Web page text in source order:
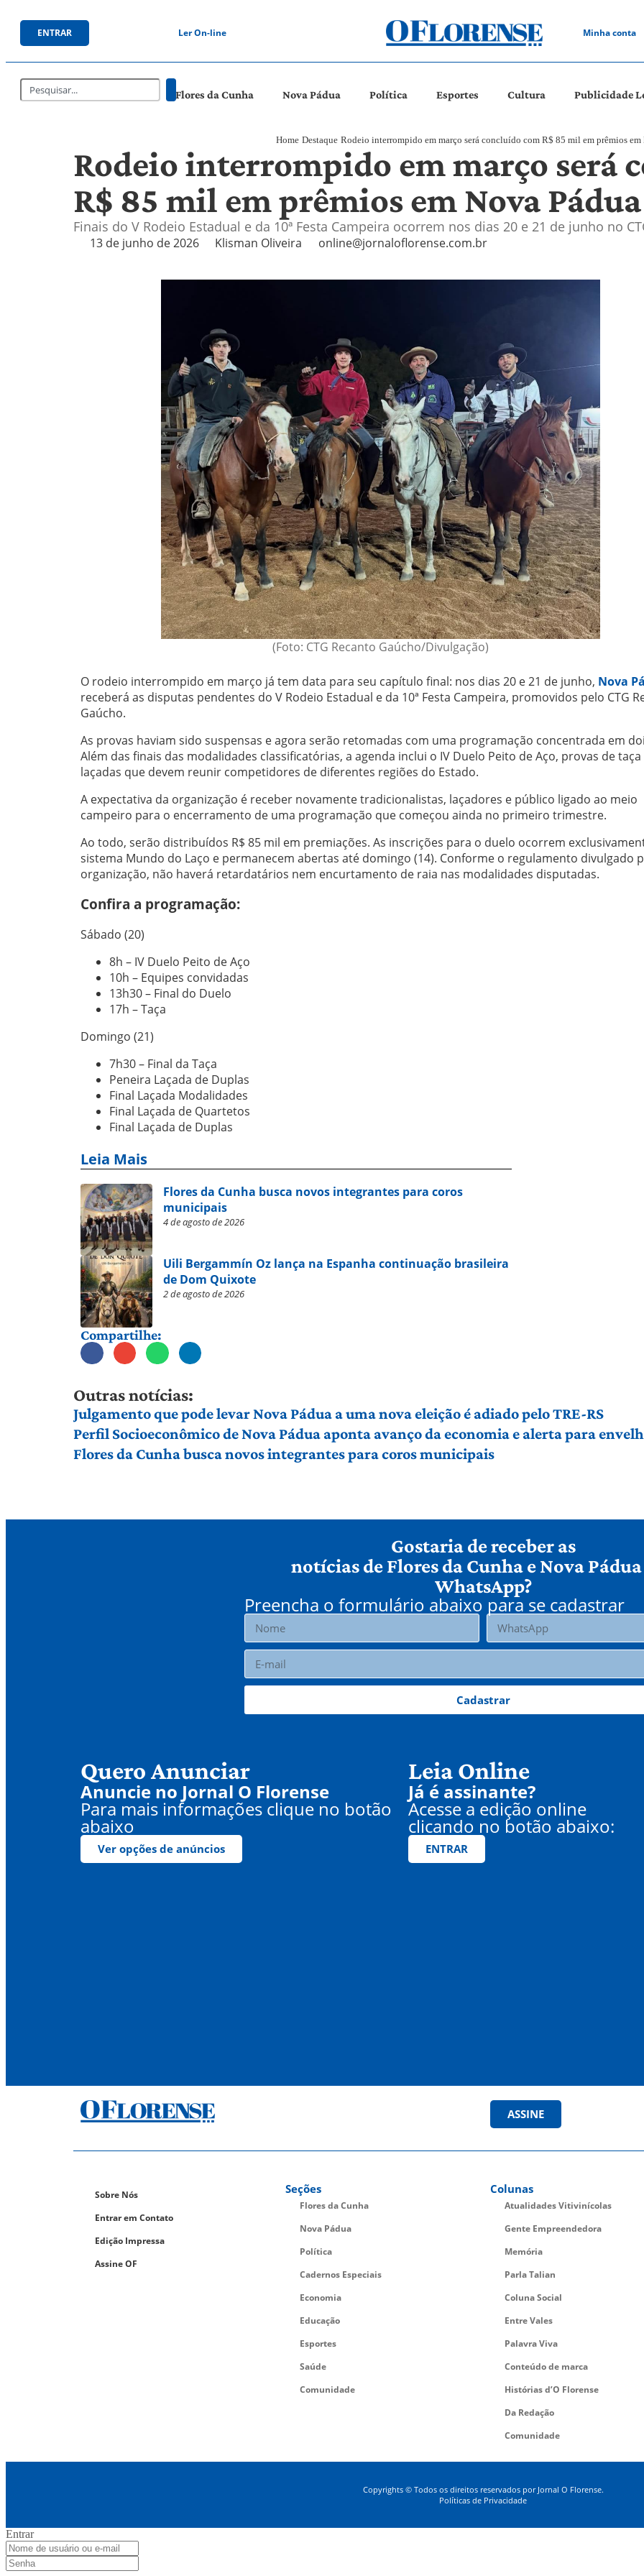
ENTRAR Ler On-line Minha conta
Flores da Cunha Nova Pádua Política Esportes Cultura Publicidade
Home Destaque Rodeio interrompido em março será concluído com R$ 85 mil em prêmios em
Rodeio interrompido em março será
R$ 85 mil em prêmios em Nova Pádua
Finais do V Rodeio Estadual e da 10ª Festa Campeira ocorrem nos dias 20 e 21 de junho no
13 de junho de 2026 Klisman Oliveira online@jornaloflorense.com.br
(Foto: CTG Recanto Gaúcho/Divulgação)
O rodeio interrompido em março já tem data para seu capítulo final: nos dias 20 e 21 de junho, Nova
receberá as disputas pendentes do V Rodeio Estadual e da 10ª Festa Campeira, promovidos pelo CTG
Gaúcho.
As provas haviam sido suspensas e agora serão retomadas com uma programação concentrada em
Além das finais das modalidades classificatórias, a agenda inclui o IV Duelo Peito de Aço, provas de taça
laçadas que devem reunir competidores de diferentes regiões do Estado.
A expectativa da organização é receber novamente tradicionalistas, laçadores e público ligado ao meio
campeiro para o encerramento de uma programação que começou ainda no primeiro trimestre.
Ao todo, serão distribuídos R$ 85 mil em premiações. As inscrições para o duelo ocorrem
sistema Mundo do Laço e permanecem abertas até domingo (14). Conforme o regulamento divulgado
organização, não haverá retardatários nem encurtamento de raia nas modalidades disputadas.
Confira a programação:
Sábado (20)
8h – IV Duelo Peito de Aço
10h – Equipes convidadas
13h30 – Final do Duelo
17h – Taça
Domingo (21)
7h30 – Final da Taça
Peneira Laçada de Duplas
Final Laçada Modalidades
Final Laçada de Quartetos
Final Laçada de Duplas
Leia Mais
Flores da Cunha busca novos integrantes para coros
municipais
4 de agosto de 2026
Uili Bergammín Oz lança na Espanha continuação brasileira
de Dom Quixote
2 de agosto de 2026
Compartilhe:
Outras notícias:
Julgamento que pode levar Nova Pádua a uma nova eleição é adiado pelo TRE-RS
Perfil Socioeconômico de Nova Pádua aponta avanço da economia e alerta para
Flores da Cunha busca novos integrantes para coros municipais
Gostaria de receber as
notícias de Flores da Cunha e Nova
WhatsApp?
Preencha o formulário abaixo para se cadastrar
Cadastrar
Quero Anunciar
Anuncie no Jornal O Florense
Para mais informações clique no botão
abaixo
Ver opções de anúncios
Leia Online
Já é assinante?
Acesse a edição online
clicando no botão abaixo:
ENTRAR
ASSINE
Sobre Nós
Entrar em Contato
Edição Impressa
Assine OF
Seções
Flores da Cunha
Nova Pádua
Política
Cadernos Especiais
Economia
Educação
Esportes
Saúde
Comunidade
Colunas
Atualidades Vitivinícolas
Gente Empreendedora
Memória
Parla Talian
Coluna Social
Entre Vales
Palavra Viva
Conteúdo de marca
Histórias d’O Florense
Da Redação
Comunidade
Copyrights © Todos os direitos reservados por Jornal O Florense.
Políticas de Privacidade
Entrar